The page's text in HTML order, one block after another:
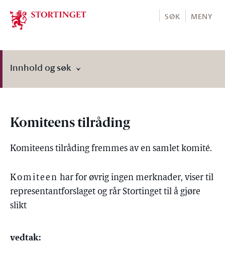
Stortinget.no
SØK MENY
Innhold og søk
Komiteens tilråding
Komiteens tilråding fremmes av en samlet komité.
Komiteen har for øvrig ingen merknader, viser til
representantforslaget og rår Stortinget til å gjøre
slikt
vedtak: